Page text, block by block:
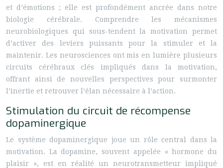
et d’émotions ; elle est profondément ancrée dans notre
biologie cérébrale. Comprendre les mécanismes
neurobiologiques qui sous-tendent la motivation permet
d’activer des leviers puissants pour la stimuler et la
maintenir. Les neurosciences ont mis en lumière plusieurs
circuits cérébraux clés impliqués dans la motivation,
offrant ainsi de nouvelles perspectives pour surmonter
l’inertie et retrouver l’élan nécessaire à l’action.
Stimulation du circuit de récompense
dopaminergique
Le système dopaminergique joue un rôle central dans la
motivation. La dopamine, souvent appelée « hormone du
plaisir », est en réalité un neurotransmetteur impliqué